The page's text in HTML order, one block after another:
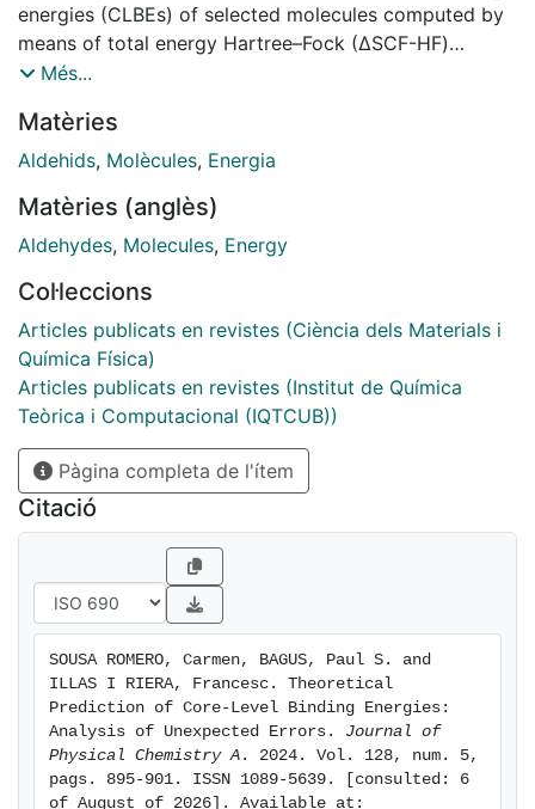
energies (CLBEs) of selected molecules computed by
means of total energy Hartree–Fock (ΔSCF-HF)
differences shows that in some cases, the calculated
which is unexpected. The origin of these unexpected
errors of the Hartree–Fock ΔSCF BEs is shown to arise
which are larger for the ion than for the neutral
system. Once these static correlation effects are
consistent field (CASSCF) wave functions that include
internal correlation terms, the resulting ΔSCF BEs are,
as expected, smaller than measured values.
Més...
Matèries
Aldehids, Molècules, Energia
Matèries (anglès)
Aldehydes, Molecules, Energy
Col·leccions
Articles publicats en revistes (Ciència dels Materials i
Química Física)
Articles publicats en revistes (Institut de Química
Teòrica i Computacional (IQTCUB))
Pàgina completa de l'ítem
Citació
SOUSA ROMERO, Carmen, BAGUS, Paul S. and
ILLAS I RIERA, Francesc. Theoretical
Prediction of Core-Level Binding Energies:
Analysis of Unexpected Errors. Journal of
Physical Chemistry A . 2024. Vol. 128, num. 5,
pags. 895-901. ISSN 1089-5639. [consulted: 6
of August of 2026]. Available at: